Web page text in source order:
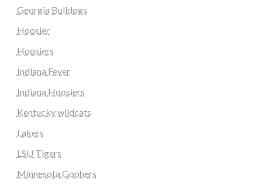
Georgia Bulldogs
Hoosier
Hoosiers
Indiana Fever
Indiana Hoosiers
Kentucky wildcats
Lakers
LSU Tigers
Minnesota Gophers